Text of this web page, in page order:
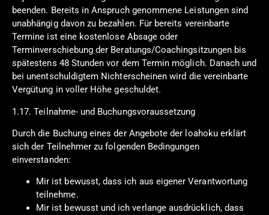
beenden. Bereits in Anspruch genommene Leistungen sind
unabhängig davon zu bezahlen. Für bereits vereinbarte
Termine ist eine kostenlose Absage oder
Terminverschiebung der Beratungs/Coachingsitzungen bis
spätestens 48 Stunden vor dem Termin möglich. Danach und
bei unentschuldigtem Nichterscheinen wird die vereinbarte
Vergütung in voller Höhe geschuldet.
1.17. Teilnahme- und Buchungsvoraussetzung
Durch die Buchung eines der Angebote der loahoku erklärt
sich der Teilnehmer zu folgenden Bedingungen
einverstanden:
Mir ist bewusst, dass ich aus eigener Verantwortung
teilnehme.
Mir ist bewusst und ich verlange ausdrücklich, dass